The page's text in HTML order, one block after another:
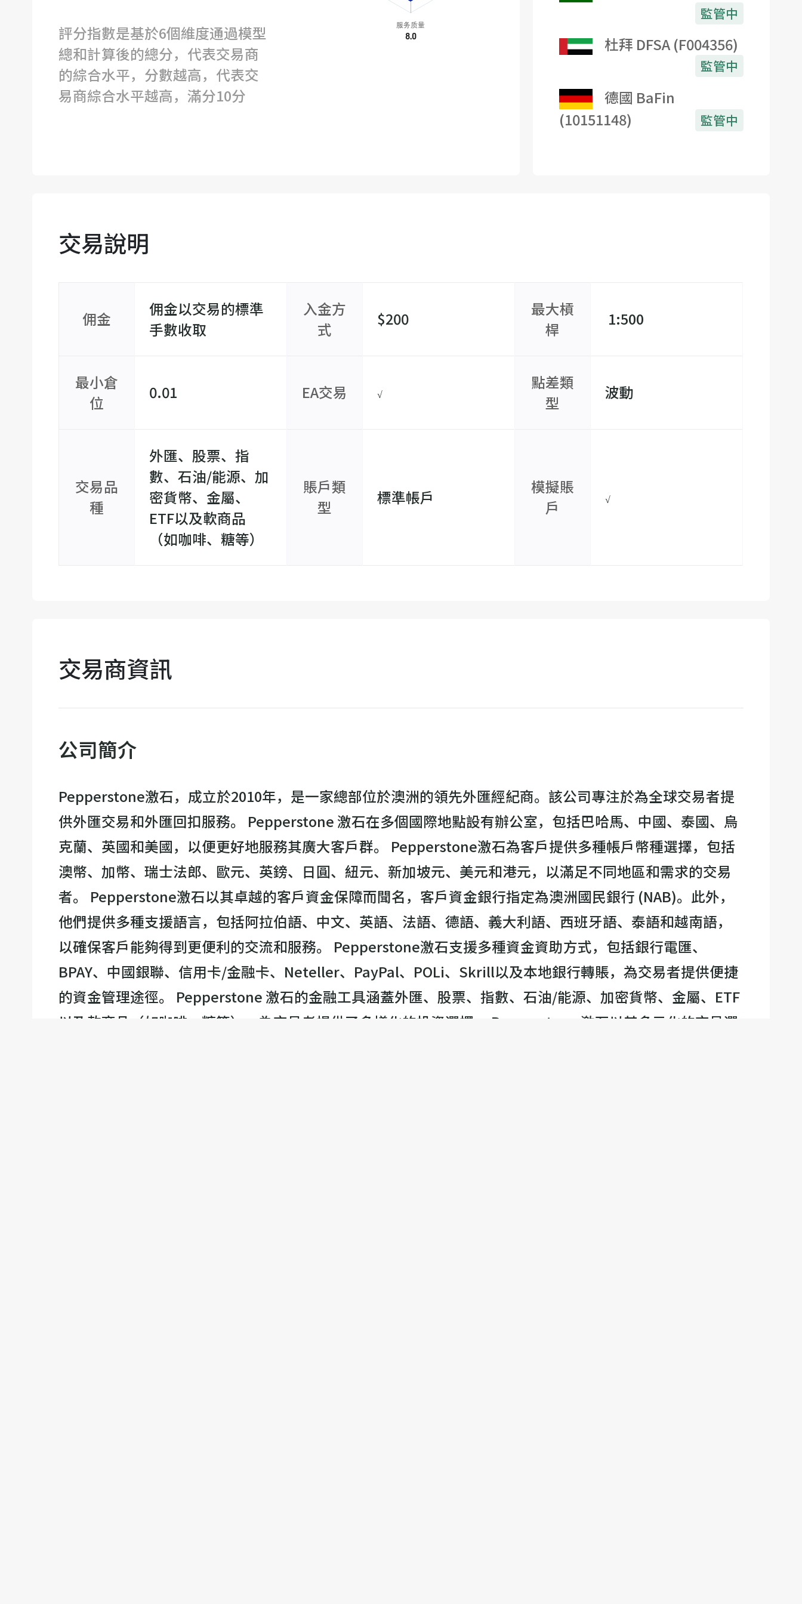
評分指數是基於6個維度通過模型
總和計算後的總分，代表交易商
的綜合水平，分數越高，代表交
易商綜合水平越高，滿分10分
監管中
杜拜 DFSA (F004356)
監管中
德國 BaFin
(10151148)
監管中
交易說明
佣金
佣金以交易的標準
手數收取
入金方
式
$200
最大槓
桿
1:500
最小倉
位
0.01 EA交易 √
點差類
型
波動
交易品
種
外匯、股票、指
數、石油/能源、加
密貨幣、金屬、
ETF以及軟商品
（如咖啡、糖等）
賬戶類
型
標準帳戶
模擬賬
戶
√
交易商資訊
公司簡介
Pepperstone激石，成立於2010年，是一家總部位於澳洲的領先外匯經紀商。該公司專注於為全球交易者提
供外匯交易和外匯回扣服務。 Pepperstone 激石在多個國際地點設有辦公室，包括巴哈馬、中國、泰國、烏
克蘭、英國和美國，以便更好地服務其廣大客戶群。 Pepperstone激石為客戶提供多種帳戶幣種選擇，包括
澳幣、加幣、瑞士法郎、歐元、英鎊、日圓、紐元、新加坡元、美元和港元，以滿足不同地區和需求的交易
者。 Pepperstone激石以其卓越的客戶資金保障而聞名，客戶資金銀行指定為澳洲國民銀行 (NAB)。此外，
他們提供多種支援語言，包括阿拉伯語、中文、英語、法語、德語、義大利語、西班牙語、泰語和越南語，
以確保客戶能夠得到更便利的交流和服務。 Pepperstone激石支援多種資金資助方式，包括銀行電匯、
BPAY、中國銀聯、信用卡/金融卡、Neteller、PayPal、POLi、Skrill以及本地銀行轉賬，為交易者提供便捷
的資金管理途徑。 Pepperstone 激石的金融工具涵蓋外匯、股票、指數、石油/能源、加密貨幣、金屬、ETF
以及軟商品（如咖啡、糖等），為交易者提供了多樣化的投資選擇。 Pepperstone 激石以其多元化的交易選